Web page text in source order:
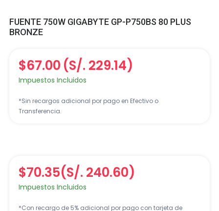
FUENTE 750W GIGABYTE GP-P750BS 80 PLUS
BRONZE
$67.00 (S/. 229.14)
Impuestos Incluidos
*Sin recargos adicional por pago en Efectivo o
Transferencia.
$70.35(S/. 240.60)
Impuestos Incluidos
*Con recargo de 5% adicional por pago con tarjeta de